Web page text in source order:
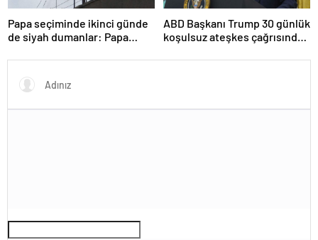
Papa seçiminde ikinci günde
de siyah dumanlar: Papa
ABD Başkanı Trump 30 günlük
koşulsuz ateşkes çağrısında